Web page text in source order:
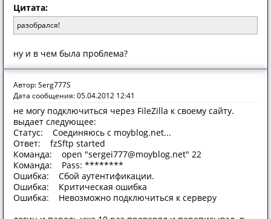
Цитата:
разобрался!
ну и в чем была проблема?
Автор: Serg777S
Дата сообщения: 05.04.2012 12:41
не могу подключиться через FileZilla к своему сайту.
выдает следующее:
Статус: Соединяюсь с moyblog.net...
Ответ: fzSftp started
Команда: open "sergei777@moyblog.net" 22
Команда: Pass: ********
Ошибка: Сбой аутентификации.
Ошибка: Критическая ошибка
Ошибка: Невозможно подключиться к серверу